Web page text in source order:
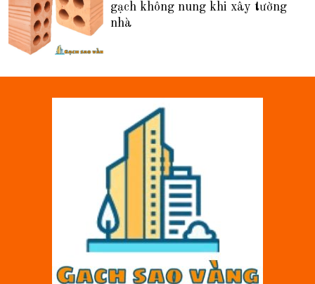
gạch không nung khi xây tường
nhà